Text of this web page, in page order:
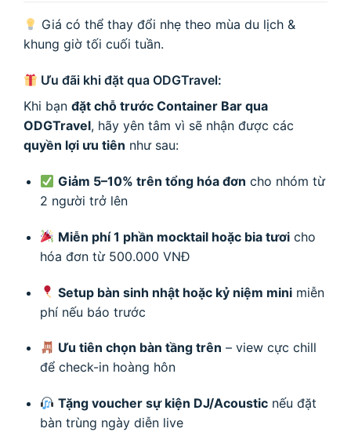
Giá có thể thay đổi nhẹ theo mùa du lịch &
khung giờ tối cuối tuần.
Ưu đãi khi đặt qua ODGTravel:
Khi bạn đặt chỗ trước Container Bar qua
ODGTravel, hãy yên tâm vì sẽ nhận được các
quyền lợi ưu tiên như sau:
Giảm 5–10% trên tổng hóa đơn cho nhóm từ
2 người trở lên
Miễn phí 1 phần mocktail hoặc bia tươi cho
hóa đơn từ 500.000 VNĐ
Setup bàn sinh nhật hoặc kỷ niệm mini miễn
phí nếu báo trước
Ưu tiên chọn bàn tầng trên – view cực chill
để check-in hoàng hôn
Tặng voucher sự kiện DJ/Acoustic nếu đặt
bàn trùng ngày diễn live